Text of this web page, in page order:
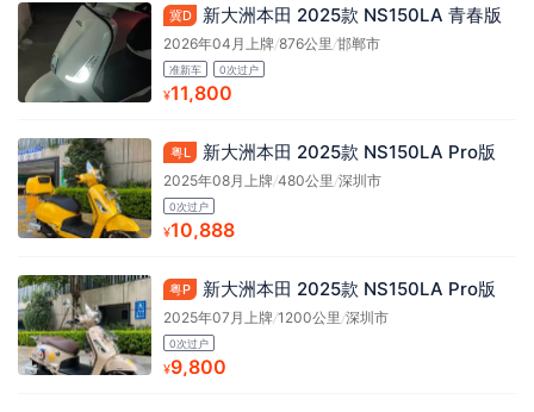
冀D 新大洲本田 2025款 NS150LA 青春版
2026年04月上牌/876公里/邯郸市
准新车 0次过户
¥11,800
粤L 新大洲本田 2025款 NS150LA Pro版
2025年08月上牌/480公里/深圳市
0次过户
¥10,888
粤P 新大洲本田 2025款 NS150LA Pro版
2025年07月上牌/1200公里/深圳市
0次过户
¥9,800